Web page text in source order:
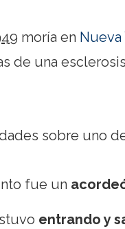
moría en Nueva
de una
sobre uno
fue un
entrando y